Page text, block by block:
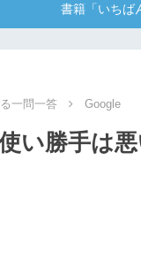
書籍「いちば
一問一答 Google
い勝手は